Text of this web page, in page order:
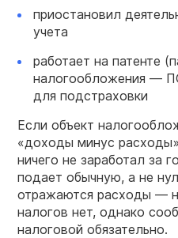
приостановил
учета
работает на патенте
налогообложения —
для подстраховки
Если объект
«доходы минус
ничего не заработал за
подает обычную, а не
отражаются расходы —
налогов нет, однако
налоговой обязательно.